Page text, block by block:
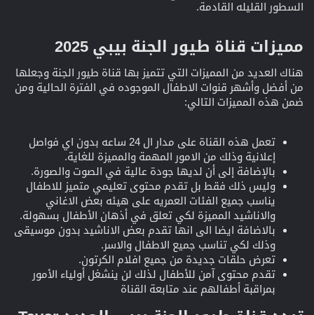
السطور القليله القادمة.
مميزات قناة طيور الجنة بيبي 2025​
هناك العديد من المميزات التي تتميز بها قناة طيور الجنة وجعلها
من أفضل وأشهر قنوات الاطفال الموجوده في الفترة الحالية ومن
ضمن هذه المميزات التالي:
تعمل هذه القناة على مدار ال 24 ساعه بدون اي فواصل
إعلانية وذلك من الامور المهمة والمميزة للغاية.
بالإضافة إلى أن لديها جودة عالية في الصوت والصورة.
وليس ذلك فقط بل تقدم محتوى تعليمي متميز للاطفال
يناسب جميع الفئات العمريه على هيئه بعض الاغاني
والاناشيد المميزة لكي تعلق في أذهان الأطفال بسهولة.
بالاضافة ايضا الى انها تقدم بعض الاناشيد بدون موسيقى
وذلك لكي تناسب جميع الاطفال والاسر.
تعرض حلقات جديدة من جميع افلام الكرتون.
تقدم محتوى آمن للأطفال لذلك لن ينشغل أولياء الأمور
بمراقبة أطفالهم عند متابعة القناة